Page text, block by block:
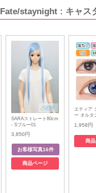
Fate/staynight : キャス
SARAストレート80cm
- Sブルー01
3,850円
商品ページ
エティア
ー オルタ
1,958円
商